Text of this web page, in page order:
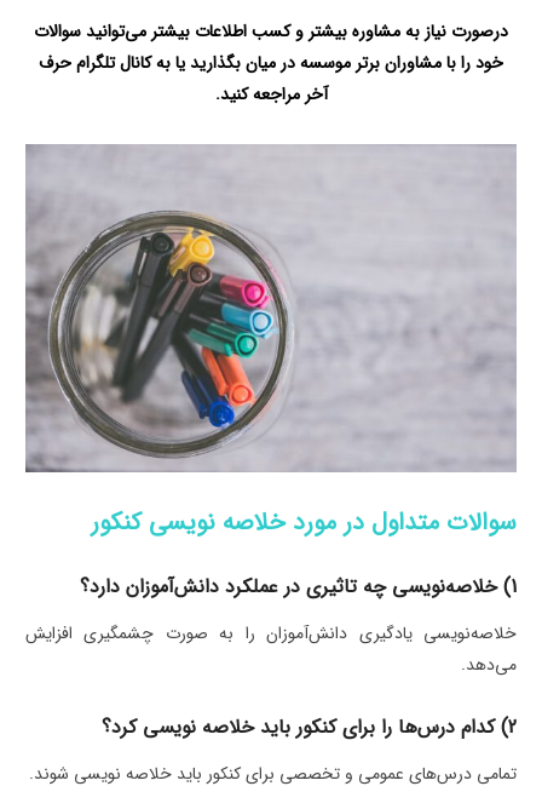
درصورت نیاز به مشاوره بیشتر و کسب اطلاعات بیشتر می‌توانید سوالات
خود را با مشاوران برتر موسسه در میان بگذارید یا بهکانال تلگرام حرف
آخرمراجعه کنید.
سوالات متداول در مورد خلاصه نویسی کنکور
1) خلاصه‌نویسی چه تاثیری در عملکرد دانش‌آموزان دارد؟
خلاصه‌نویسی یادگیری دانش‌آموزان را به صورت چشمگیری افزایش
می‌دهد.
2) کدام درس‌ها را برای کنکور باید خلاصه نویسی کرد؟
تمامی درس‌های عمومی و تخصصی برای کنکور باید خلاصه نویسی شوند.